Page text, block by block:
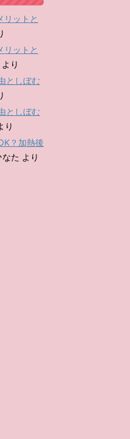
リットと
リットと
より
としぼむ
としぼむ
り
？加熱後
なた より